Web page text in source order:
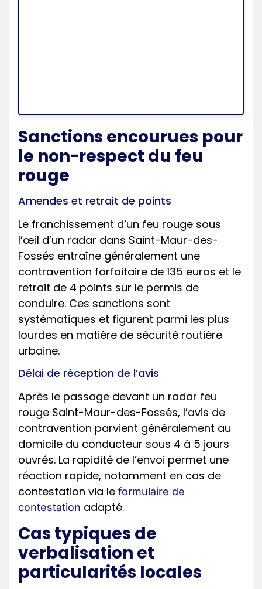
Sanctions encourues pour
le non-respect du feu
rouge
Amendes et retrait de points
Le franchissement d’un feu rouge sous
l’œil d’un radar dans Saint-Maur-des-
Fossés entraîne généralement une
contravention forfaitaire de 135 euros et le
retrait de 4 points sur le permis de
conduire. Ces sanctions sont
systématiques et figurent parmi les plus
lourdes en matière de sécurité routière
urbaine.
Délai de réception de l’avis
Après le passage devant un radar feu
rouge Saint-Maur-des-Fossés, l’avis de
contravention parvient généralement au
domicile du conducteur sous 4 à 5 jours
ouvrés. La rapidité de l’envoi permet une
réaction rapide, notamment en cas de
contestation via le formulaire de
contestation adapté.
Cas typiques de
verbalisation et
particularités locales